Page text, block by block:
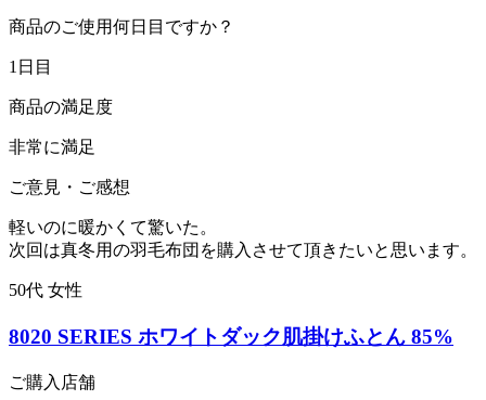
商品のご使用何日目ですか？
1日目
商品の満足度
非常に満足
ご意見・ご感想
軽いのに暖かくて驚いた。
次回は真冬用の羽毛布団を購入させて頂きたいと思います。
50代 女性
8020 SERIES ホワイトダック肌掛けふとん 85%
ご購入店舗